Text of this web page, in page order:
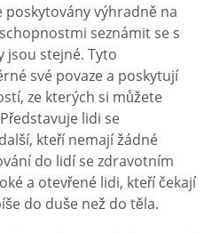
výhradně na
seznámit se s
jsou stejné. Tyto
své povaze a poskytují
ze kterých si můžete
lidi se
kteří nemají žádné
do lidí se zdravotním
a otevřené lidi, kteří čekají
do duše než do těla.